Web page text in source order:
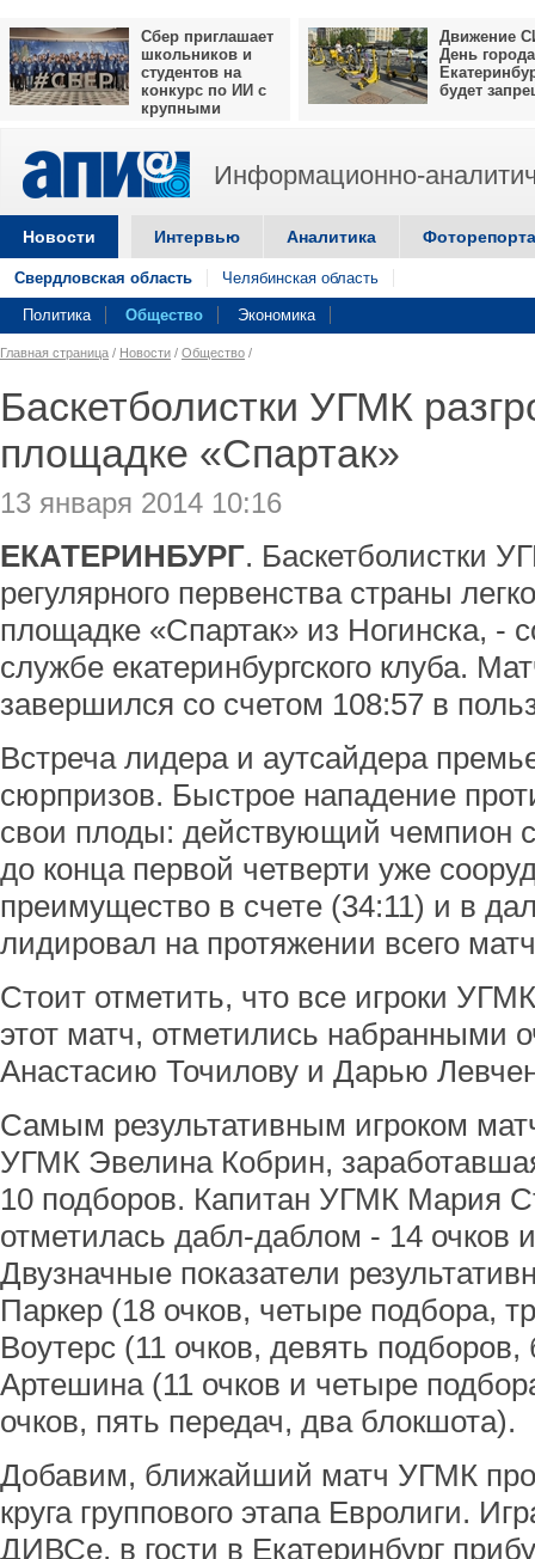
Сбер приглашает
школьников и
студентов на
конкурс по ИИ с
крупными
Движение
День города
будет
Информационно-
Новости Интервью Аналитика
Свердловская область Челябинская область
Политика Общество Экономика
Главная страница / Новости / Общество /
Баскетболистки УГМК
площадке «Спартак»
13 января 2014 10:16
ЕКАТЕРИНБУРГ. Баскетболистки
регулярного первенства страны
площадке «Спартак» из Ногинска,
службе екатеринбургского клуба.
завершился со счетом 108:57 в
Встреча лидера и аутсайдера
сюрпризов. Быстрое нападение
свои плоды: действующий чемпион
до конца первой четверти уже
преимущество в счете (34:11) и в
лидировал на протяжении всего
Стоит отметить, что все игроки
этот матч, отметились набранными
Анастасию Точилову и Дарью
Самым результативным игроком
УГМК Эвелина Кобрин,
10 подборов. Капитан УГМК Мария
отметилась дабл-даблом - 14 очков
Двузначные показатели
Паркер (18 очков, четыре подбора,
Воутерс (11 очков, девять
Артешина (11 очков и четыре
очков, пять передач, два блокшота).
Добавим, ближайший матч УГМК
круга группового этапа Евролиги.
ДИВСе, в гости в Екатеринбург